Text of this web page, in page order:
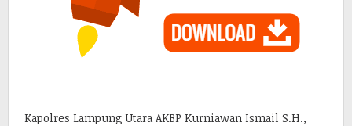
Kapolres Lampung Utara AKBP Kurniawan Ismail S.H.,